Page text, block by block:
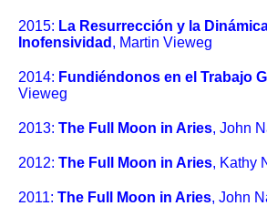
2015: La Resurrección y la
Inofensividad , Martin Vieweg
2014: Fundiéndonos en el Trabajo
Vieweg
2013: The Full Moon in Aries, John
2012: The Full Moon in Aries, Kathy
2011: The Full Moon in Aries, John